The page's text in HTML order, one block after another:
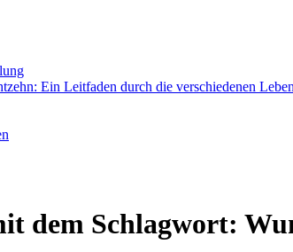
Ein Leitfaden durch die verschiedenen
dem Schlagwort: